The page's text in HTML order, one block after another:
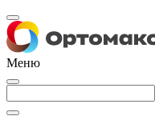
Меню